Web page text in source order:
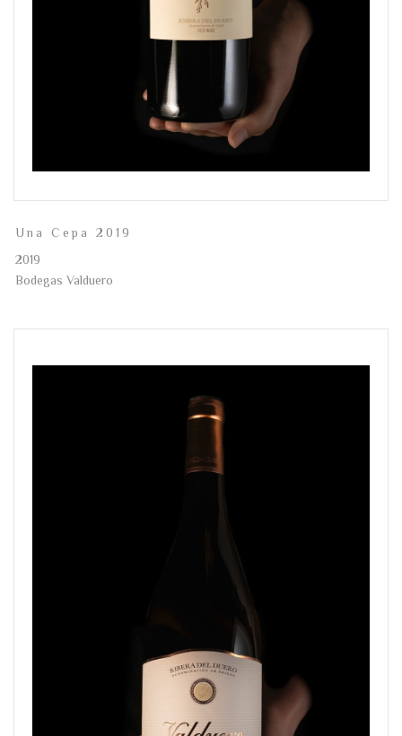
Una Cepa 2019
2019
Bodegas Valduero